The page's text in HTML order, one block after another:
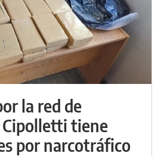
la red de
tiene
por narcotráfico